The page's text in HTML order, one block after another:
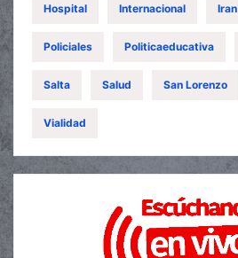
Hospital Internacional Iran
Policiales Politicaeducativa
Salta Salud San Lorenzo
Vialidad